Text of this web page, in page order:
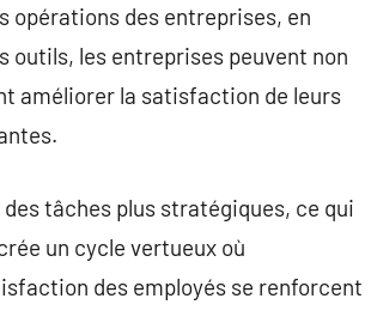
opérations des entreprises, en
les entreprises peuvent non
améliorer la satisfaction de leurs
tâches plus stratégiques, ce qui
un cycle vertueux où
des employés se renforcent